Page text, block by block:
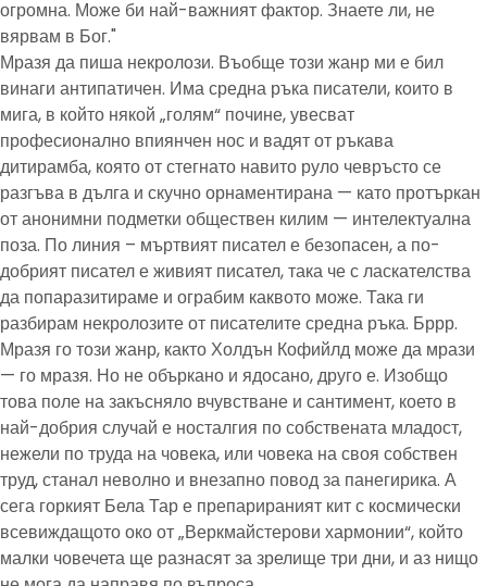
огромна. Може би най-важният фактор. Знаете ли, не
вярвам в Бог."
Мразя да пиша некролози. Въобще този жанр ми е бил
винаги антипатичен. Има средна ръка писатели, които в
мига, в който някой „голям“ почине, увесват
професионално впиянчен нос и вадят от ръкава
дитирамба, която от стегнато навито руло чевръсто се
разгъва в дълга и скучно орнаментирана — като протъркан
от анонимни подметки обществен килим — интелектуална
поза. По линия – мъртвият писател е безопасен, а по-
добрият писател е живият писател, така че с ласкателства
да попаразитираме и ограбим каквото може. Така ги
разбирам некролозите от писателите средна ръка. Бррр.
Мразя го този жанр, както Холдън Кофийлд може да мрази
— го мразя. Но не объркано и ядосано, друго е. Изобщо
това поле на закъсняло вчувстване и сантимент, което в
най-добрия случай е носталгия по собствената младост,
нежели по труда на човека, или човека на своя собствен
труд, станал неволно и внезапно повод за панегирика. А
сега горкият Бела Тар е препарираният кит с космически
всевиждащото око от „Веркмайстерови хармонии“, който
малки човечета ще разнасят за зрелище три дни, и аз нищо